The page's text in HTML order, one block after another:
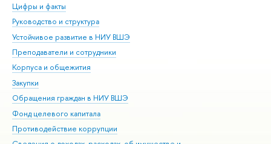
Цифры и факты
Руководство и структура
Устойчивое развитие в НИУ ВШЭ
Преподаватели и сотрудники
Корпуса и общежития
Закупки
Обращения граждан в НИУ ВШЭ
Фонд целевого капитала
Противодействие коррупции